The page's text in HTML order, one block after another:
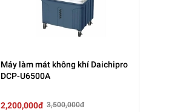
Máy làm mát không khí Daichipro
DCP-U6500A
2,200,000đ 3,500,000đ